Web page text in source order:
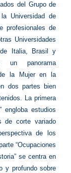
del Grupo de
la Universidad de
profesionales de
Universidades
Italia, Brasil y
un panorama
la Mujer en la
dos partes bien
La primera
engloba estudios
de corte variado
de los
“Ocupaciones
se centra en
y profundo sobre